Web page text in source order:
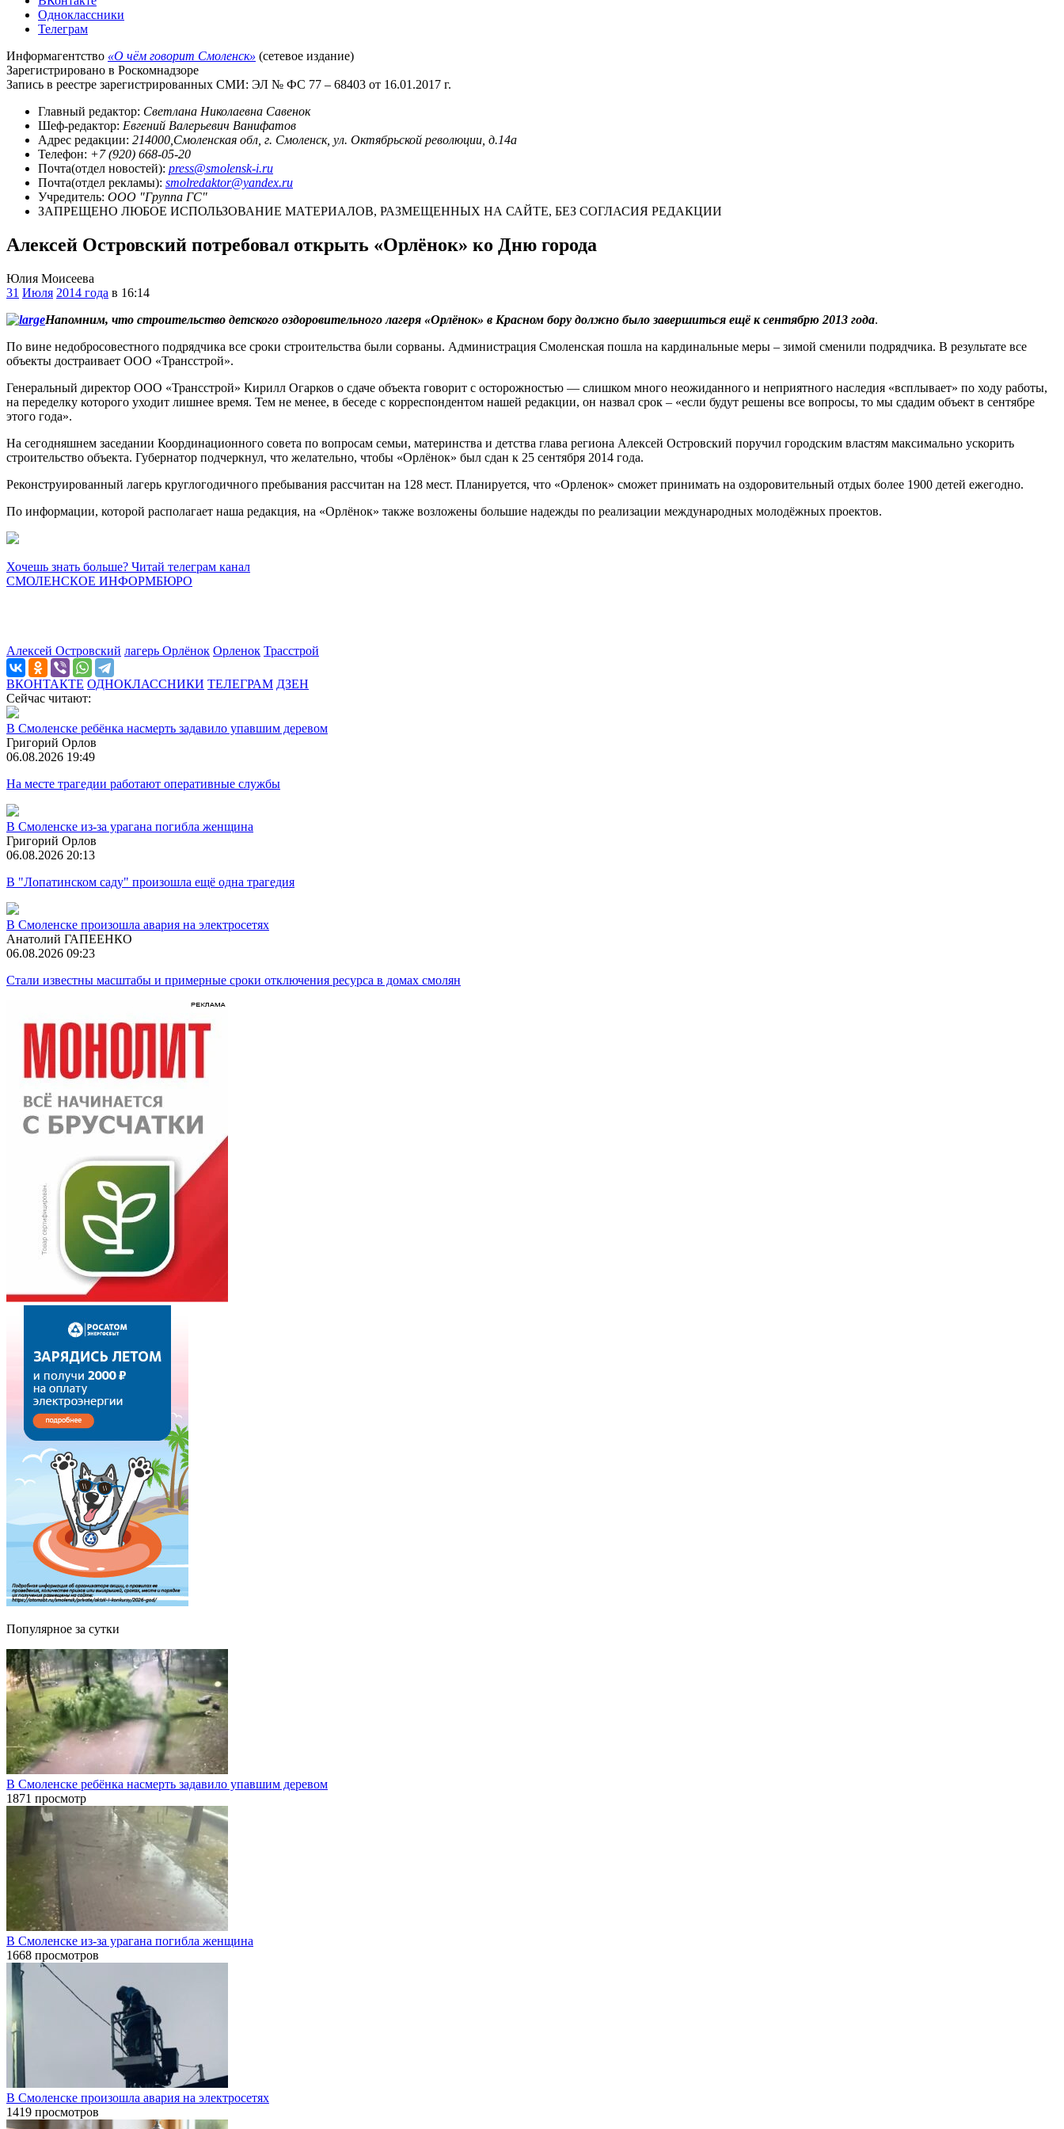
Одноклассники
Телеграм
Информагентство «О чём говорит Смоленск» (сетевое издание)
Зарегистрировано в Роскомнадзоре
Запись в реестре зарегистрированных СМИ: ЭЛ № ФС 77 – 68403 от 16.01.2017 г.
Главный редактор: Светлана Николаевна Савенок
Шеф-редактор: Евгений Валерьевич Ванифатов
Адрес редакции: 214000,Смоленская обл, г. Смоленск, ул. Октябрьской революции, д.14а
Телефон: +7 (920) 668-05-20
Почта(отдел новостей): press@smolensk-i.ru
Почта(отдел рекламы): smolredaktor@yandex.ru
Учредитель: ООО "Группа ГС"
ЗАПРЕЩЕНО ЛЮБОЕ ИСПОЛЬЗОВАНИЕ МАТЕРИАЛОВ, РАЗМЕЩЕННЫХ НА САЙТЕ, БЕЗ СОГЛАСИЯ РЕДАКЦИИ
Алексей Островский потребовал открыть «Орлёнок» ко Дню города
Юлия Моисеева
31 Июля 2014 года в 16:14
Напомним, что строительство детского оздоровительного лагеря «Орлёнок» в Красном бору должно было завершиться ещё к сентябрю 2013 года.
По вине недобросовестного подрядчика все сроки строительства были сорваны. Администрация Смоленская пошла на кардинальные меры – зимой сменили подрядчика. В результате все
объекты достраивает ООО «Трансстрой».
Генеральный директор ООО «Трансстрой» Кирилл Огарков о сдаче объекта говорит с осторожностью — слишком много неожиданного и неприятного наследия «всплывает» по ходу работы,
на переделку которого уходит лишнее время. Тем не менее, в беседе с корреспондентом нашей редакции, он назвал срок – «если будут решены все вопросы, то мы сдадим объект в сентябре
этого года».
На сегодняшнем заседании Координационного совета по вопросам семьи, материнства и детства глава региона Алексей Островский поручил городским властям максимально ускорить
строительство объекта. Губернатор подчеркнул, что желательно, чтобы «Орлёнок» был сдан к 25 сентября 2014 года.
Реконструированный лагерь круглогодичного пребывания рассчитан на 128 мест. Планируется, что «Орленок» сможет принимать на оздоровительный отдых более 1900 детей ежегодно.
По информации, которой располагает наша редакция, на «Орлёнок» также возложены большие надежды по реализации международных молодёжных проектов.
Хочешь знать больше? Читай телеграм канал
СМОЛЕНСКОЕ ИНФОРМБЮРО
Алексей Островский лагерь Орлёнок Орленок Трасстрой
ВКОНТАКТЕ ОДНОКЛАССНИКИ ТЕЛЕГРАМ ДЗЕН
Сейчас читают:
В Смоленске ребёнка насмерть задавило упавшим деревом
Григорий Орлов
06.08.2026 19:49
На месте трагедии работают оперативные службы
В Смоленске из-за урагана погибла женщина
Григорий Орлов
06.08.2026 20:13
В "Лопатинском саду" произошла ещё одна трагедия
В Смоленске произошла авария на электросетях
Анатолий ГАПЕЕНКО
06.08.2026 09:23
Стали известны масштабы и примерные сроки отключения ресурса в домах смолян
Популярное за сутки
В Смоленске ребёнка насмерть задавило упавшим деревом
1871 просмотр
В Смоленске из-за урагана погибла женщина
1668 просмотров
В Смоленске произошла авария на электросетях
1419 просмотров